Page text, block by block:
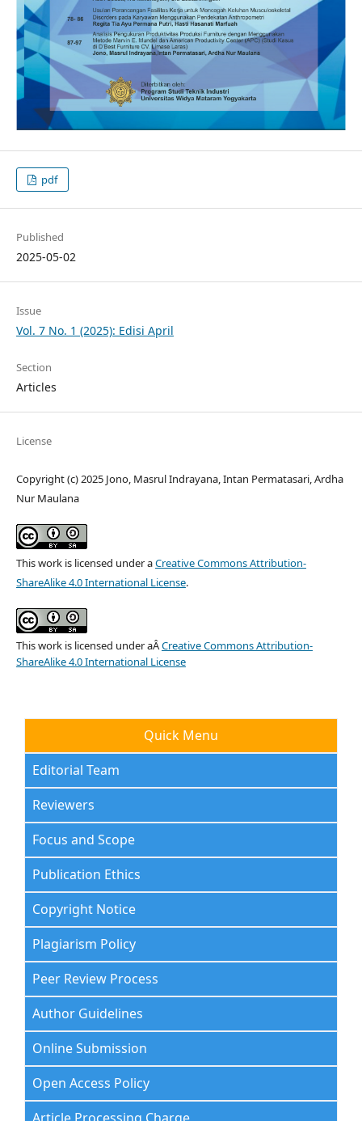
pdf
Published
2025-05-02
Issue
Vol. 7 No. 1 (2025): Edisi April
Section
Articles
License
Copyright (c) 2025 Jono, Masrul Indrayana, Intan Permatasari, Ardha
Nur Maulana
This work is licensed under aCreative Commons Attribution-
ShareAlike 4.0 International License.
This work is licensed under aÂCreative Commons Attribution-
ShareAlike 4.0 International License
Quick Menu
Editorial Team
Reviewers
Focus and Scope
Publication Ethics
Copyright Notice
Plagiarism Policy
Peer Review Process
Author Guidelines
Online Submission
Open Access Policy